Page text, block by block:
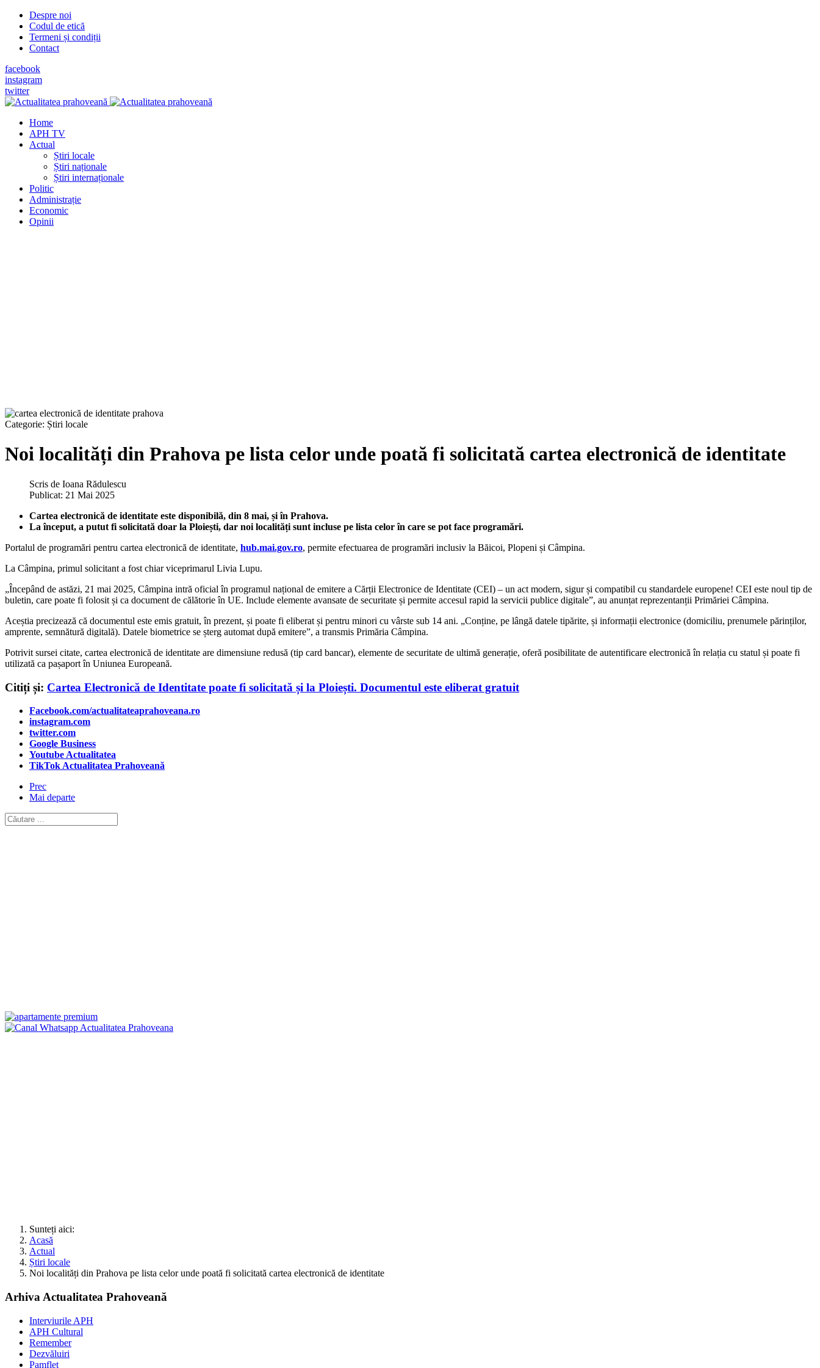
Despre noi
Codul de etică
Termeni și condiții
Contact
facebook
instagram
twitter
Home
APH TV
Actual
Știri locale
Știri naționale
Știri internaționale
Politic
Administrație
Economic
Opinii
Categorie: Știri locale
Noi localități din Prahova pe lista celor unde poată fi solicitată cartea electronică de identitate
Scris de Ioana Rădulescu
Publicat: 21 Mai 2025
Cartea electronică de identitate este disponibilă, din 8 mai, și în Prahova.
La început, a putut fi solicitată doar la Ploiești, dar noi localități sunt incluse pe lista celor în care se pot face programări.
Portalul de programări pentru cartea electronică de identitate, hub.mai.gov.ro, permite efectuarea de programări inclusiv la Băicoi, Plopeni și Câmpina.
La Câmpina, primul solicitant a fost chiar viceprimarul Livia Lupu.
„Începând de astăzi, 21 mai 2025, Câmpina intră oficial în programul național de emitere a Cărții Electronice de Identitate (CEI) – un act modern, sigur și compatibil cu standardele europene! CEI este noul tip de
buletin, care poate fi folosit și ca document de călătorie în UE. Include elemente avansate de securitate și permite accesul rapid la servicii publice digitale”, au anunțat reprezentanții Primăriei Câmpina.
Aceștia precizează că documentul este emis gratuit, în prezent, și poate fi eliberat și pentru minori cu vârste sub 14 ani. „Conține, pe lângă datele tipărite, și informații electronice (domiciliu, prenumele părinților,
amprente, semnătură digitală). Datele biometrice se șterg automat după emitere”, a transmis Primăria Câmpina.
Potrivit sursei citate, cartea electronică de identitate are dimensiune redusă (tip card bancar), elemente de securitate de ultimă generație, oferă posibilitate de autentificare electronică în relația cu statul și poate fi
utilizată ca pașaport în Uniunea Europeană.
Citiți și: Cartea Electronică de Identitate poate fi solicitată și la Ploiești. Documentul este eliberat gratuit
Facebook.com/actualitateaprahoveana.ro
instagram.com
twitter.com
Google Business
Youtube Actualitatea
TikTok Actualitatea Prahoveană
Prec
Mai departe
Sunteți aici:
Acasă
Actual
Știri locale
Noi localități din Prahova pe lista celor unde poată fi solicitată cartea electronică de identitate
Arhiva Actualitatea Prahoveană
Interviurile APH
APH Cultural
Remember
Dezvăluiri
Pamflet